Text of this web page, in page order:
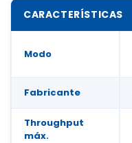
CARACTERÍSTICAS
Modo
Fabricante
Throughput
máx.